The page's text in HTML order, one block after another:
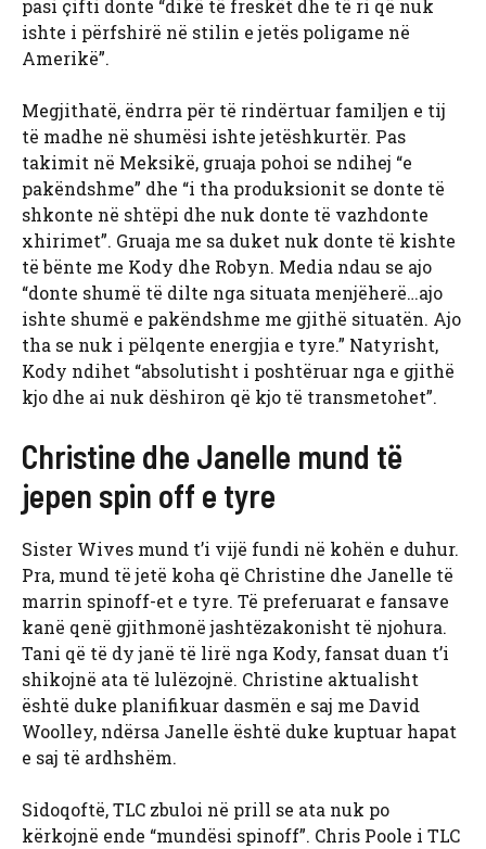
pasi çifti donte “dikë të freskët dhe të ri që nuk
ishte i përfshirë në stilin e jetës poligame në
Amerikë”.
Megjithatë, ëndrra për të rindërtuar familjen e tij
të madhe në shumësi ishte jetëshkurtër. Pas
takimit në Meksikë, gruaja pohoi se ndihej “e
pakëndshme” dhe “i tha produksionit se donte të
shkonte në shtëpi dhe nuk donte të vazhdonte
xhirimet”. Gruaja me sa duket nuk donte të kishte
të bënte me Kody dhe Robyn. Media ndau se ajo
“donte shumë të dilte nga situata menjëherë…ajo
ishte shumë e pakëndshme me gjithë situatën. Ajo
tha se nuk i pëlqente energjia e tyre.” Natyrisht,
Kody ndihet “absolutisht i poshtëruar nga e gjithë
kjo dhe ai nuk dëshiron që kjo të transmetohet”.
Christine dhe Janelle mund të
jepen spin off e tyre
Sister Wives mund t’i vijë fundi në kohën e duhur.
Pra, mund të jetë koha që Christine dhe Janelle të
marrin spinoff-et e tyre. Të preferuarat e fansave
kanë qenë gjithmonë jashtëzakonisht të njohura.
Tani që të dy janë të lirë nga Kody, fansat duan t’i
shikojnë ata të lulëzojnë. Christine aktualisht
është duke planifikuar dasmën e saj me David
Woolley, ndërsa Janelle është duke kuptuar hapat
e saj të ardhshëm.
Sidoqoftë, TLC zbuloi në prill se ata nuk po
kërkojnë ende “mundësi spinoff”. Chris Poole i TLC